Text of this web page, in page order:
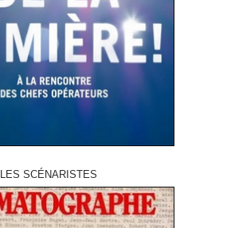
LES SCÉNARISTES